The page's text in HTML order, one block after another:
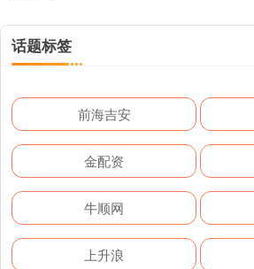
话题标签
前海吉安
金配资
牛顺网
上升浪